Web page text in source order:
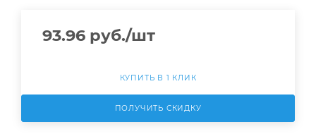
93.96 руб./шт
КУПИТЬ В 1 КЛИК
ПОЛУЧИТЬ СКИДКУ